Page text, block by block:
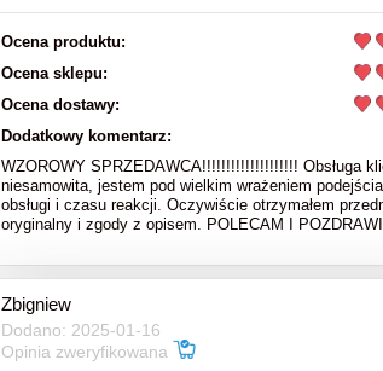
Ocena produktu:
Ocena sklepu:
Ocena dostawy:
Dodatkowy komentarz:
WZOROWY SPRZEDAWCA!!!!!!!!!!!!!!!!!!!! Obsługa
niesamowita, jestem pod wielkim wrażeniem
obsługi i czasu reakcji. Oczywiście otrzymałem
oryginalny i zgody z opisem. POLECAM I
Zbigniew
Dodano: 2025-01-16
Opinia zweryfikowana